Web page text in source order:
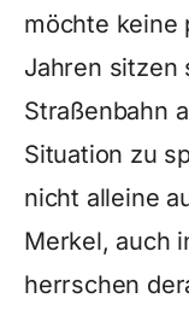
möchte keine
Jahren sitzen
Straßenbahn
Situation zu
nicht alleine
Merkel, auch
herrschen